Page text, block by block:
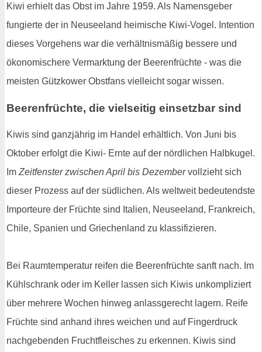
Kiwi erhielt das Obst im Jahre 1959. Als Namensgeber
fungierte der in Neuseeland heimische Kiwi-Vogel. Intention
dieses Vorgehens war die verhältnismäßig bessere und
ökonomischere Vermarktung der Beerenfrüchte - was die
meisten Gützkower Obstfans vielleicht sogar wissen.
Beerenfrüchte, die vielseitig einsetzbar sind
Kiwis sind ganzjährig im Handel erhältlich. Von Juni bis
Oktober erfolgt die Kiwi- Ernte auf der nördlichen Halbkugel.
Im Zeitfenster zwischen April bis Dezembervollzieht sich
dieser Prozess auf der südlichen. Als weltweit bedeutendste
Importeure der Früchte sind Italien, Neuseeland, Frankreich,
Chile, Spanien und Griechenland zu klassifizieren.
Bei Raumtemperatur reifen die Beerenfrüchte sanft nach. Im
Kühlschrank oder im Keller lassen sich Kiwis unkompliziert
über mehrere Wochen hinweg anlassgerecht lagern. Reife
Früchte sind anhand ihres weichen und auf Fingerdruck
nachgebenden Fruchtfleisches zu erkennen. Kiwis sind